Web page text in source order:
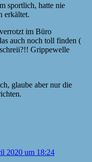
sportlich, hatte nie
erkältet.
im Büro
auch noch toll finden (
Grippewelle
glaube aber nur die
2020 um 18:24